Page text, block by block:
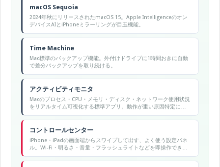
macOS Sequoia
2024年秋にリリースされたmacOS 15。Apple Intelligenceのオン
デバイスAIとiPhoneミラーリングが目玉機能。
Time Machine
Mac標準のバックアップ機能。外付けドライブに1時間おきに自動
で差分バックアップを取り続ける。
アクティビティモニタ
Macのプロセス・CPU・メモリ・ディスク・ネットワーク使用状況
をリアルタイム可視化する標準アプリ。動作が重い原因特定に使
う。
コントロールセンター
iPhone・iPadの画面端からスワイプして出す、よく使う設定パネ
ル。Wi-Fi・明るさ・音量・フラッシュライトなどを即操作でき
る。